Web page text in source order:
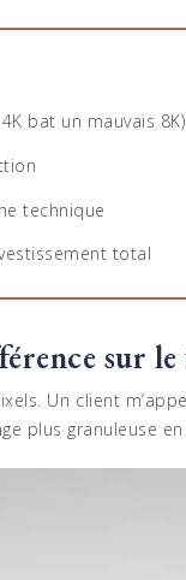
bat un mauvais 8K)
technique
total
sur
Un client
plus granuleuse